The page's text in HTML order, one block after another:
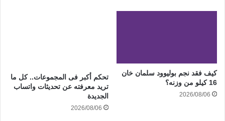
كيف فقد نجم بوليوود سلمان خان
16 كيلو من وزنه؟
2026/08/06
تحكم أكبر فى المجموعات.. كل ما
تريد معرفته عن تحديثات واتساب
الجديدة
2026/08/06